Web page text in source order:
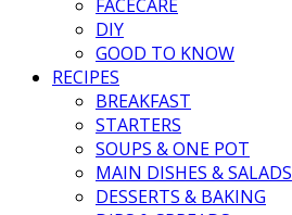
FACECARE
DIY
GOOD TO KNOW
RECIPES
BREAKFAST
STARTERS
SOUPS & ONE POT
MAIN DISHES & SALADS
DESSERTS & BAKING